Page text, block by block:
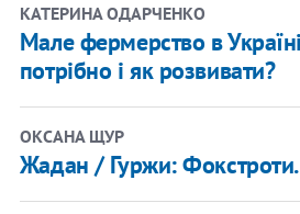
КАТЕРИНА ОДАРЧЕНКО
Мале фермерство в
потрібно і як розвивати?
ОКCАНА ЩУР
Жадан / Гуржи: